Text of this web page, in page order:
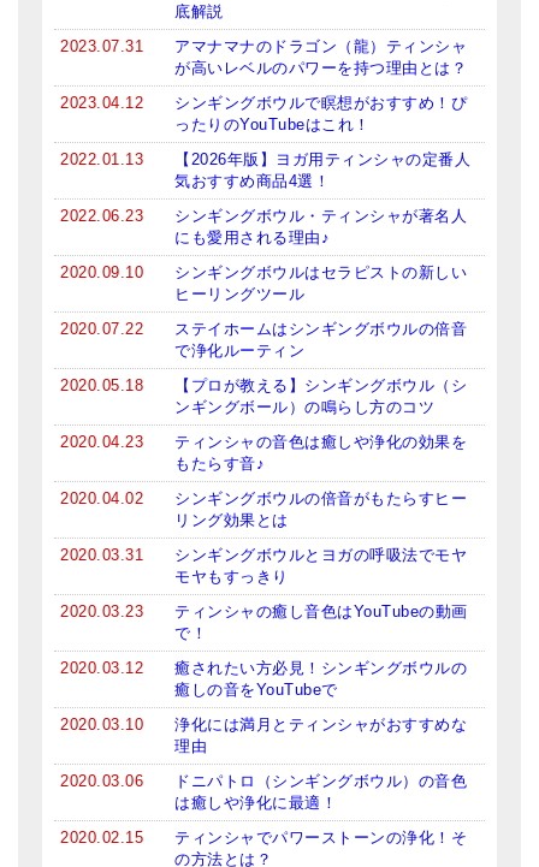
底解説
2023.07.31
アマナマナのドラゴン（龍）ティンシャ
が高いレベルのパワーを持つ理由とは？
2023.04.12
シンギングボウルで瞑想がおすすめ！ぴ
ったりのYouTubeはこれ！
2022.01.13
【2026年版】ヨガ用ティンシャの定番人
気おすすめ商品4選！
2022.06.23
シンギングボウル・ティンシャが著名人
にも愛用される理由♪
2020.09.10
シンギングボウルはセラピストの新しい
ヒーリングツール
2020.07.22
ステイホームはシンギングボウルの倍音
で浄化ルーティン
2020.05.18
【プロが教える】シンギングボウル（シ
ンギングボール）の鳴らし方のコツ
2020.04.23
ティンシャの音色は癒しや浄化の効果を
もたらす音♪
2020.04.02
シンギングボウルの倍音がもたらすヒー
リング効果とは
2020.03.31
シンギングボウルとヨガの呼吸法でモヤ
モヤもすっきり
2020.03.23
ティンシャの癒し音色はYouTubeの動画
で！
2020.03.12
癒されたい方必見！シンギングボウルの
癒しの音をYouTubeで
2020.03.10
浄化には満月とティンシャがおすすめな
理由
2020.03.06
ドニパトロ（シンギングボウル）の音色
は癒しや浄化に最適！
2020.02.15
ティンシャでパワーストーンの浄化！そ
の方法とは？